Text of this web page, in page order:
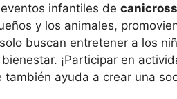
infantiles de
y los animales,
buscan entretener a los
¡Participar en
también ayuda a crear una